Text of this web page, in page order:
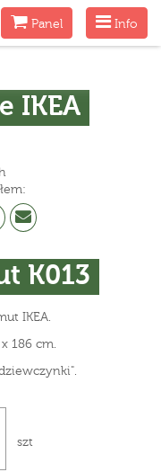
Menu
Info
MenuPanel
IKEA
K013
IKEA.
186 cm.
szt